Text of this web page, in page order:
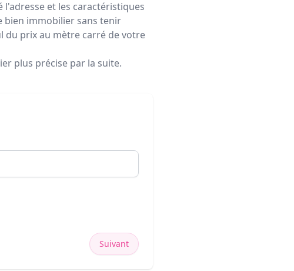
et les caractéristiques
bien immobilier sans tenir
du prix au mètre carré de votre
plus précise par la suite.
Suivant